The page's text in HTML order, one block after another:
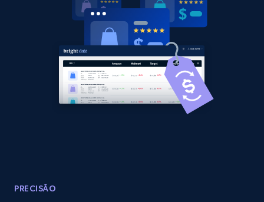
Sku, Product id, Product name, Manufacturer,
2.1K+ 353+ Comece agora
Home Depot US - Discover products by
PRECISÃO